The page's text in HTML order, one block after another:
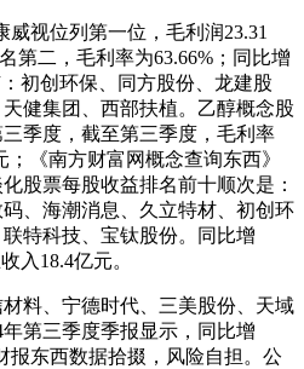
视位列第一位，毛利润23.31
第二，毛利率为63.66%；同比增
初创环保、同方股份、龙建股
健集团、西部扶植。乙醇概念股
季度，截至第三季度，毛利率
；《南方财富网概念查询东西》
股票每股收益排名前十顺次是：
、海潮消息、久立特材、初创环
特科技、宝钛股份。同比增
入18.4亿元。
、宁德时代、三美股份、天域
第三季度季报显示，同比增
报东西数据拾掇，风险自担。公